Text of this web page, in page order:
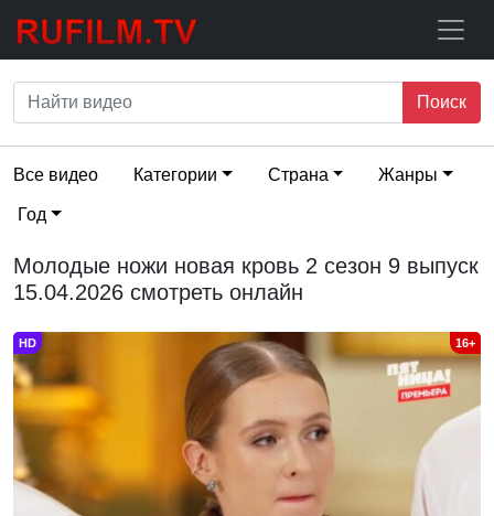
Поиск
Все видео Категории Страна Жанры
Год
Молодые ножи новая кровь 2 сезон 9 выпуск
15.04.2026 смотреть онлайн
HD 16+